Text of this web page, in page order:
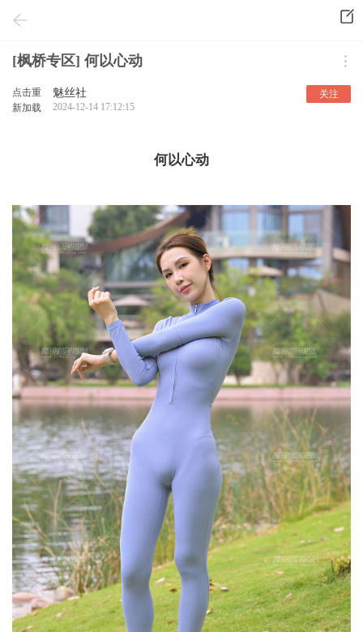
[枫桥专区] 何以心动
点击重
新加载
魅丝社
2024-12-14 17:12:15
关注
何以心动